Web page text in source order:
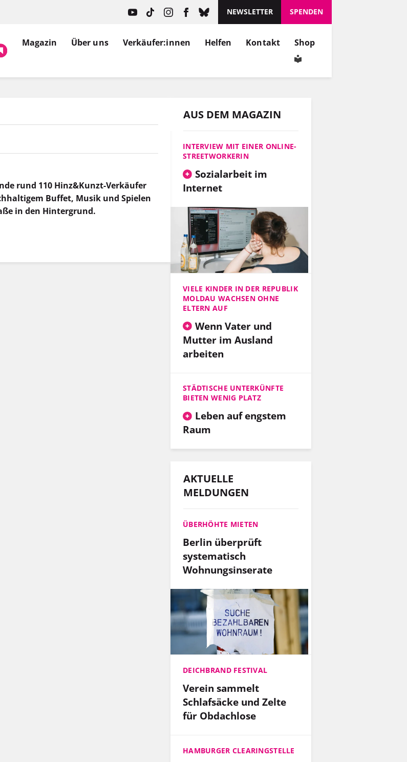
NEWSLETTER SPENDEN
Magazin Über uns Verkäufer:innen Helfen Kontakt Shop
rund 110 Hinz&Kunzt-Verkäufer
Buffet, Musik und Spielen
in den Hintergrund.
AUS DEM MAGAZIN
INTERVIEW MIT EINER ONLINE-
STREETWORKERIN
Sozialarbeit im
Internet
VIELE KINDER IN DER REPUBLIK
MOLDAU WACHSEN OHNE
ELTERN AUF
Wenn Vater und
Mutter im Ausland
arbeiten
STÄDTISCHE UNTERKÜNFTE
BIETEN WENIG PLATZ
Leben auf engstem
Raum
AKTUELLE
MELDUNGEN
ÜBERHÖHTE MIETEN
Berlin überprüft
systematisch
Wohnungsinserate
DEICHBRAND FESTIVAL
Verein sammelt
Schlafsäcke und Zelte
für Obdachlose
HAMBURGER CLEARINGSTELLE